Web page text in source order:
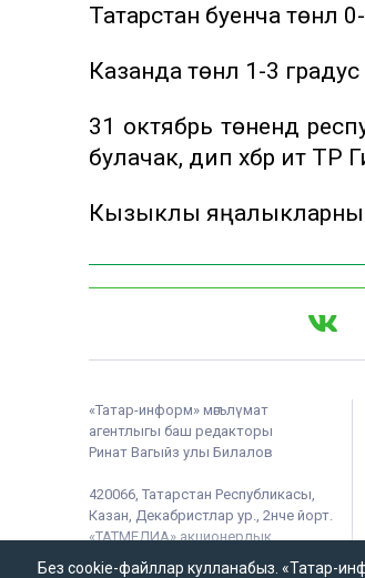
Татарстан буенча
Казанда төнлә 1-3
31 октябрь төнендә
булачак, дип хәбәр итә ТР
Кызыклы яңалыкларны
«Татар-информ» мәгълүмат
агентлыгы баш редакторы
Ринат Вагыйз улы Билалов
420066, Татарстан Республикасы,
Казан, Декабристлар ур., 2нче йорт.
«ТАТМЕДИА» акционерлык
Без cookie-файллар кулланабыз. «Татар-